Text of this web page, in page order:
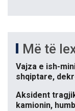
Më të
Vajza e ish-
shqiptare,
Aksident
kamionin,